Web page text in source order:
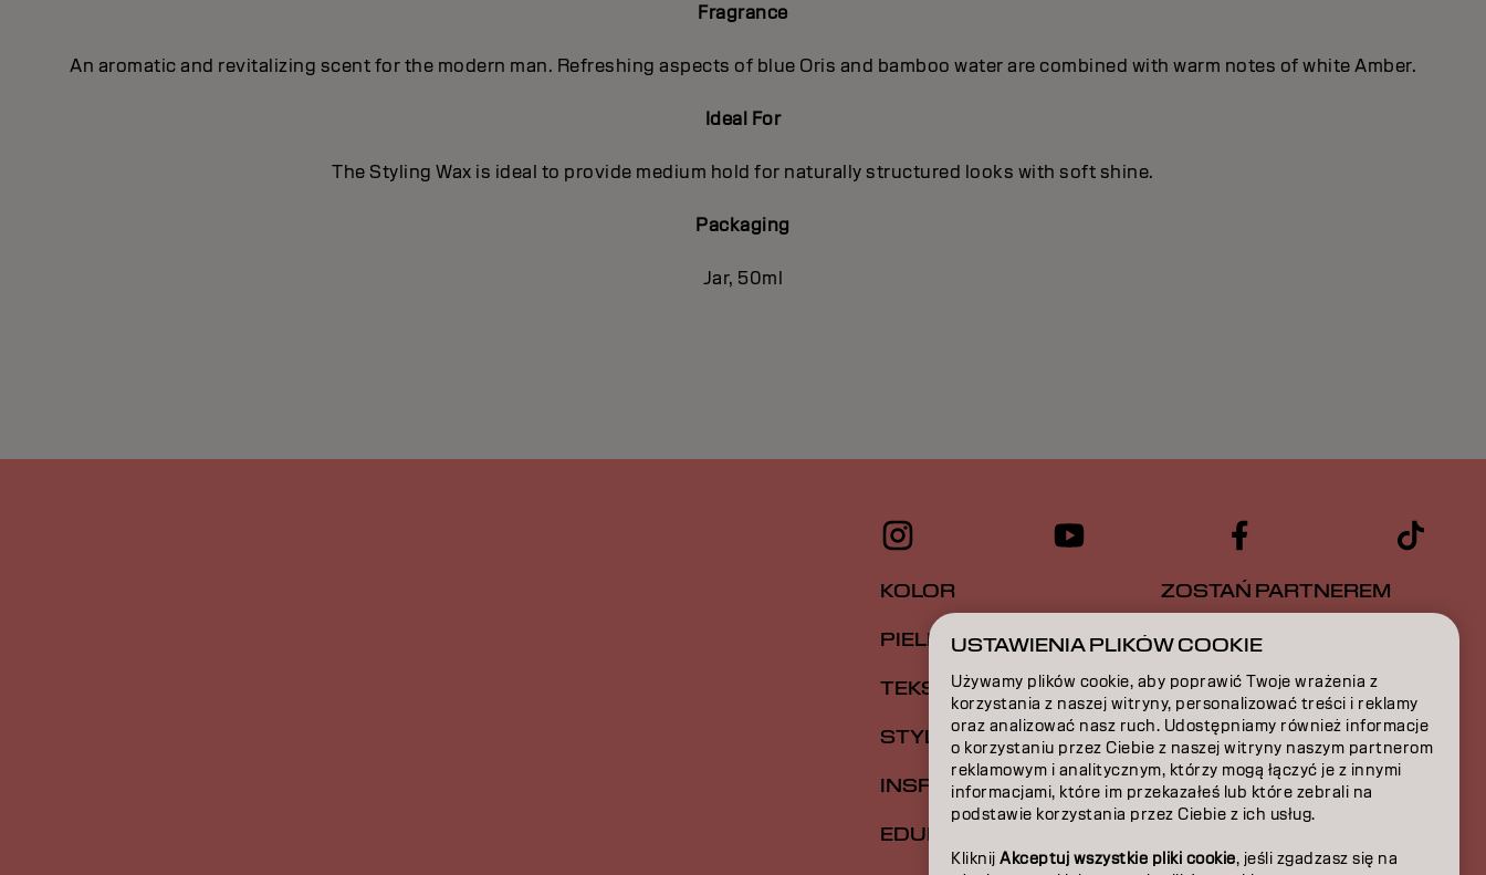
Fragrance
An aromatic and revitalizing scent for the modern man. Refreshing aspects of blue Oris and bamboo water are combined with warm notes of white Amber.
Ideal For
The Styling Wax is ideal to provide medium hold for naturally structured looks with soft shine.
Packaging
Jar, 50ml
KOLOR
PIELĘGNACJA
TEKSTURA
STYLIZACJA
INSPIRACJA
EDUKACJA
ZOSTAŃ PARTNEREM
SKONTAKTUJ SIĘ Z NAMI
USTAWIENIA PLIKÓW COOKIE
Używamy plików cookie, aby poprawić Twoje wrażenia z
korzystania z naszej witryny, personalizować treści i reklamy
oraz analizować nasz ruch. Udostępniamy również informacje
o korzystaniu przez Ciebie z naszej witryny naszym partnerom
reklamowym i analitycznym, którzy mogą łączyć je z innymi
informacjami, które im przekazałeś lub które zebrali na
podstawie korzystania przez Ciebie z ich usług.
Kliknij Akceptuj wszystkie pliki cookie, jeśli zgadzasz się na